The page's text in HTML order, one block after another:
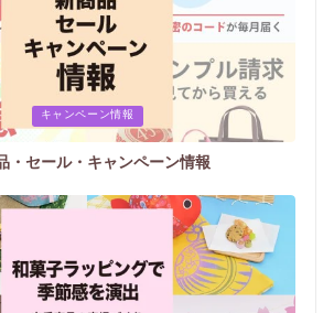
キャンペーン情報
・セール・キャンペーン情報